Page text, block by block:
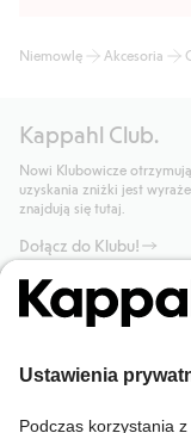
Niemowlę Akcesoria
Kappahl Club.
Nowi Klubowicze
uzyskania zniżki jest
znajdują się tutaj.
Dołącz do Klubu!